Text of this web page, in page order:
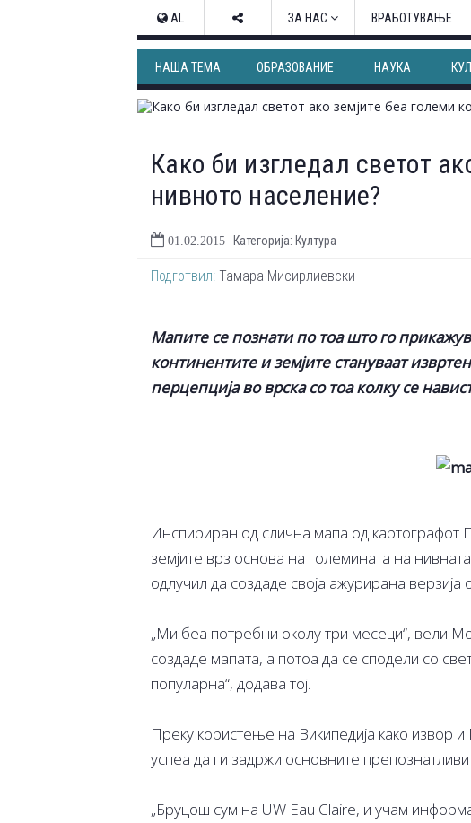
AL ЗА НАС ВРАБОТУВАЊЕ
НАША ТЕМА ОБРАЗОВАНИЕ НАУКА
Како би изгледал светот
нивното население?
01.02.2015 Категорија: Култура
Подготвил: Тамара Мисирлиевски
Мапите се познати по тоа што го
континентите и земјите стануваат
перцепција во врска со тоа колку се
Инспириран од слична мапа од картографот
земјите врз основа на големината на
одлучил да создаде своја ажурирана верзија
„Ми беа потребни околу три месеци“, вели
создаде мапата, а потоа да се сподели со
популарна“, додава тој.
Преку користење на Википедија како извор
успеа да ги задржи основните
„Бруцош сум на UW Eau Claire, и учам